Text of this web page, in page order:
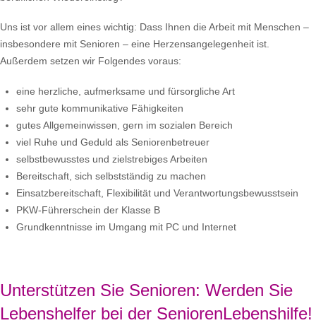
Uns ist vor allem eines wichtig: Dass Ihnen die Arbeit mit Menschen –
insbesondere mit Senioren – eine Herzensangelegenheit ist.
Außerdem setzen wir Folgendes voraus:
eine herzliche, aufmerksame und fürsorgliche Art
sehr gute kommunikative Fähigkeiten
gutes Allgemeinwissen, gern im sozialen Bereich
viel Ruhe und Geduld als Seniorenbetreuer
selbstbewusstes und zielstrebiges Arbeiten
Bereitschaft, sich selbstständig zu machen
Einsatzbereitschaft, Flexibilität und Verantwortungsbewusstsein
PKW-Führerschein der Klasse B
Grundkenntnisse im Umgang mit PC und Internet
Unterstützen Sie Senioren: Werden Sie
Lebenshelfer bei der SeniorenLebenshilfe!